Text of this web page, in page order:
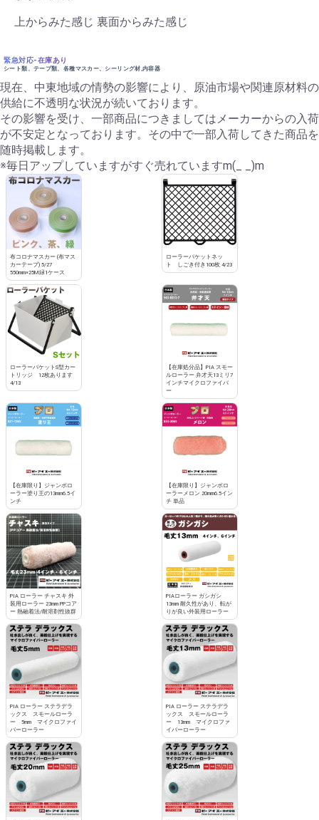
上からみた感じ 裏面からみた感じ
緊急対応-在庫あり
シート類、テープ類、各種マスカー、シーリング材,内容器
現在、中東地域の情勢の影響により、原油市場や関連原材料の
供給に不透明な状況が続いております。
その影響を受け、一部商品につきましてはメーカーからの入荷
が不安定となっております。その中で一部入荷してきた商品を
随時掲載します。
※毎日アップしていますがすぐ売れていますm(_ _)m
布コロナマスカー (布マス
カーテープ) 5/27
550mm×25M緑1ケース
ローラーバケットネッ
ト しごき付き100枚 4/23
ローラーバケットS型カー
トリッジ 12枚あります
4/13
【在庫処分品】PIA スモー
ルローラー 弁才天13ミリ7
インチマイクロファイバ
ー
【在庫限り】ジャンボロ
ーラー塗り王の13mm6.5イ
ンチ
【在庫限り】ジャンボロ
ーラーメロン 20mm6.5イン
チ 単品
PIA ローラー チャスキ 外
装用ローラー 23mm PPコア
ー 熱融着法/耐溶剤性抜群
PIAローラー ガシガシ
13mm 耐久性があり、転が
りが良い外装用ローラー
PIA ローラー ステラデラ
ックス スモールローラ
ー 5mm マイクロファイ
バーローラー
PIA ローラー ステラデラ
ックス スモールローラ
ー 13mm マイクロファ
イバーローラー